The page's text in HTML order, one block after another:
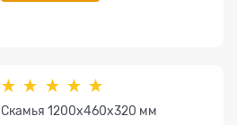
Скамья 1200х460х320 мм